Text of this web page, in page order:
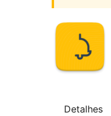
Detalhes